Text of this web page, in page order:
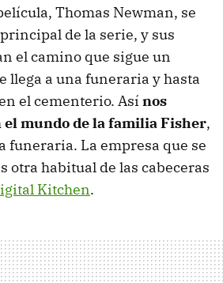
Thomas Newman, se
de la serie, y sus
el camino que sigue un
llega a una funeraria y hasta
el cementerio. Así nos
el mundo de la familia Fisher,
funeraria. La empresa que se
otra habitual de las cabeceras
Kitchen.